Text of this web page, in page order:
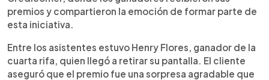
premios y compartieron la emoción de formar parte de
esta iniciativa.
Entre los asistentes estuvo Henry Flores, ganador de la
cuarta rifa, quien llegó a retirar su pantalla. El cliente
aseguró que el premio fue una sorpresa agradable que